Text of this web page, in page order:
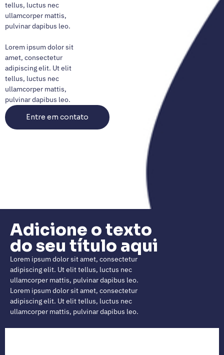
tellus, luctus nec
ullamcorper mattis,
pulvinar dapibus leo.
Lorem ipsum dolor sit
amet, consectetur
adipiscing elit. Ut elit
tellus, luctus nec
ullamcorper mattis,
pulvinar dapibus leo.
Entre em contato
Adicione o texto
do seu título aqui
Lorem ipsum dolor sit amet, consectetur
adipiscing elit. Ut elit tellus, luctus nec
ullamcorper mattis, pulvinar dapibus leo.
Lorem ipsum dolor sit amet, consectetur
adipiscing elit. Ut elit tellus, luctus nec
ullamcorper mattis, pulvinar dapibus leo.